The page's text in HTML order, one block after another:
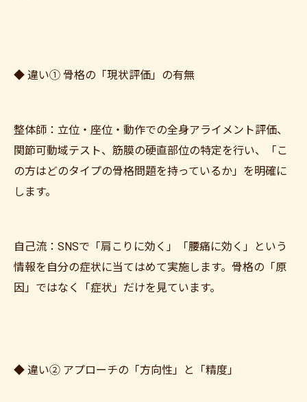
◆ 違い① 骨格の「現状評価」の有無
整体師：立位・座位・動作での全身アライメント評価、
関節可動域テスト、筋膜の硬直部位の特定を行い、「こ
の方はどのタイプの骨格問題を持っているか」を明確に
します。
自己流：SNSで「肩こりに効く」「腰痛に効く」という
情報を自分の症状に当てはめて実施します。骨格の「原
因」ではなく「症状」だけを見ています。
◆ 違い② アプローチの「方向性」と「精度」